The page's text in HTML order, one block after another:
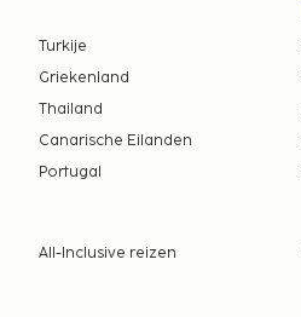
voor Toerisme,
zijn:
per persoon, per nacht.
die jonger zijn dan 18
Turkije
Griekenland
Thailand
Canarische Eilanden
Portugal
All-Inclusive reizen